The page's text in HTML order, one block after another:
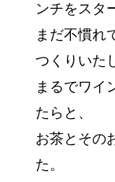
ンチをスタ
まだ不慣れ
つくりいた
まるでワイ
たらと、
お茶とその
た。